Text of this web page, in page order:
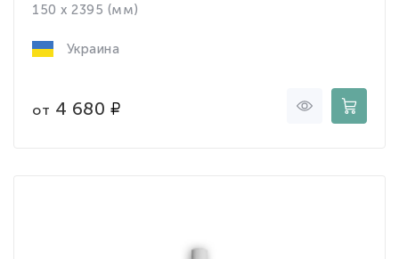
150 x 2395 (мм)
Украина
от 4 680